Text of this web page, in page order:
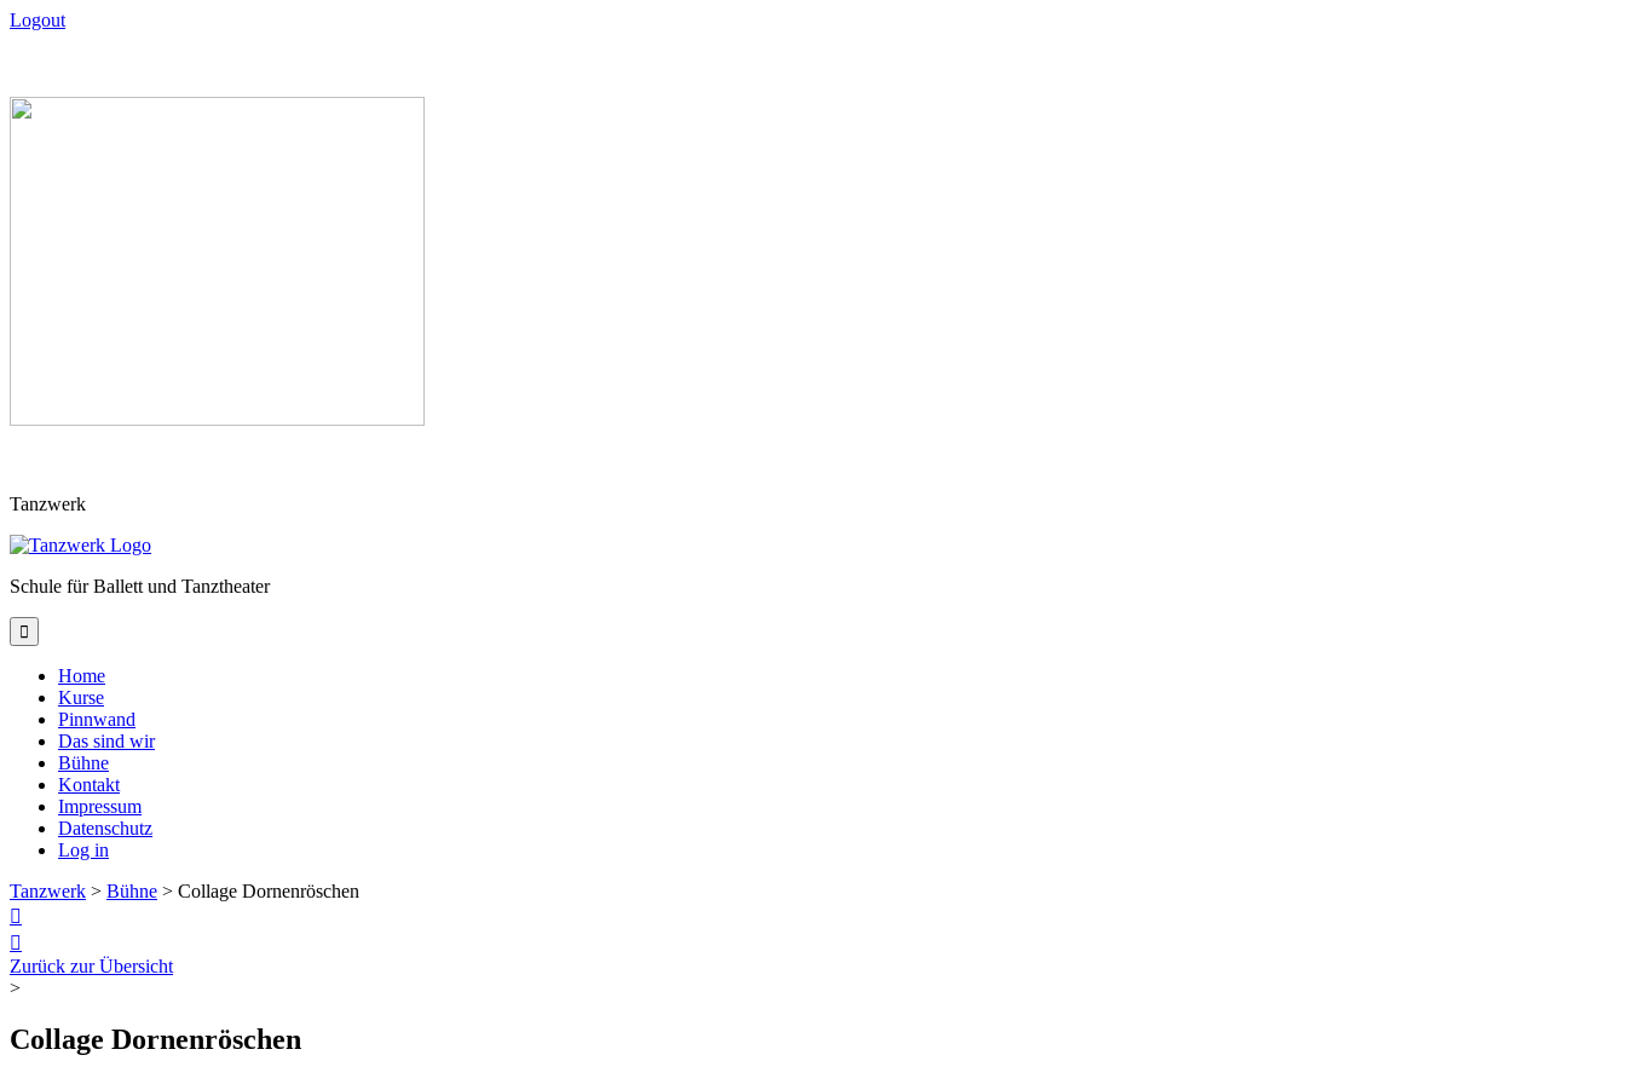
Logout
to
Tanzwerk
Schule für Ballett und Tanztheater

Home
Kurse
Pinnwand
Das sind wir
Bühne
Kontakt
Impressum
Datenschutz
Log in
Tanzwerk > Bühne > Collage Dornenröschen


Zurück zur Übersicht
>
Collage Dornenröschen